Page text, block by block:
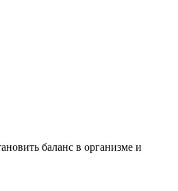
баланс в организме и